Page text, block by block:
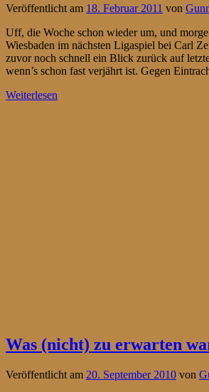
Veröffentlicht am 18. Februar 2011 von
Uff, die Woche schon wieder um, und
Wiesbaden im nächsten Ligaspiel bei Carl
zuvor noch schnell ein Blick zurück auf
wenn’s schon fast verjährt ist. Gegen
Weiterlesen
Was (nicht) zu erwarten
Veröffentlicht am 20. September 2010 von